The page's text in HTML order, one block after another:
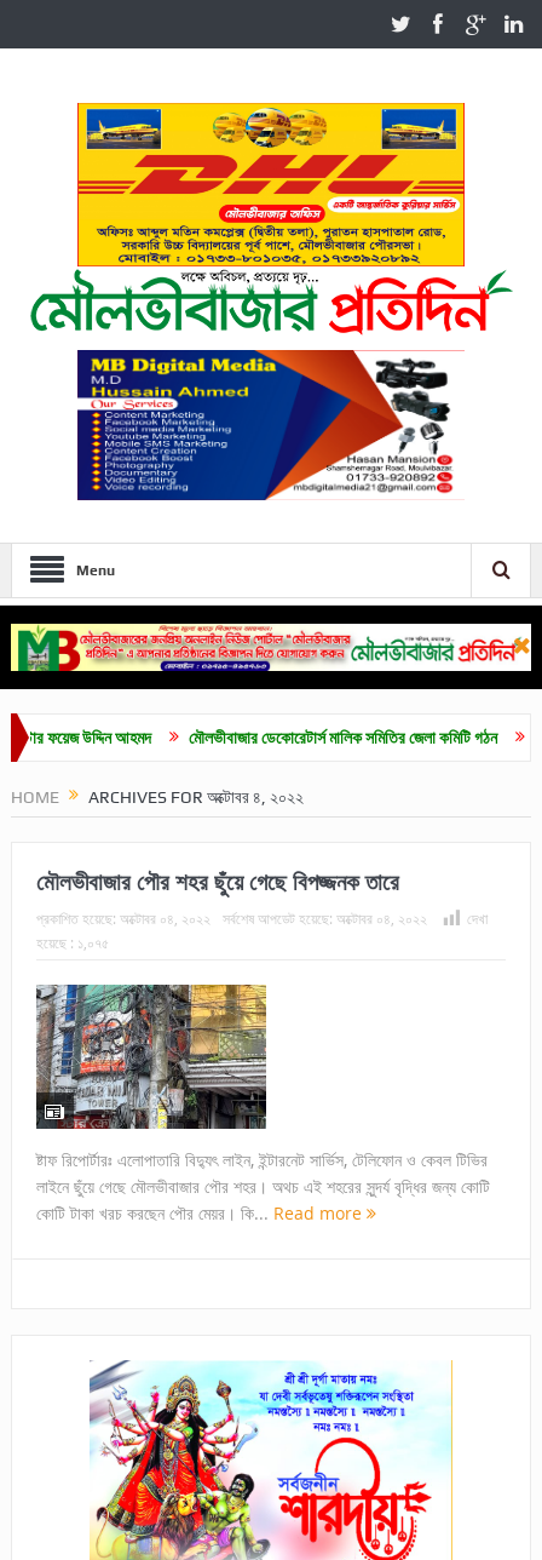
Menu
ফয়েজ উদ্দিন আহমদ মৌলভীবাজার ডেকোরেটার্স মালিক সমিতির জেলা কমিটি গঠন
HOME ARCHIVES FOR অক্টোবর ৪, ২০২২
মৌলভীবাজার পৌর শহর ছুঁয়ে গেছে বিপজ্জনক তারে
প্রকাশিত হয়েছে: অক্টোবর ০৪, ২০২২ সর্বশেষ আপডেট হয়েছে: অক্টোবর ০৪, ২০২২
দেখা
হয়েছে : ১,০৭৫
ষ্টাফ রিপোর্টারঃ এলোপাতারি বিদ্যুৎ লাইন, ইন্টারনেট সার্ভিস, টেলিফোন ও কেবল টিভির
লাইনে ছুঁয়ে গেছে মৌলভীবাজার পৌর শহর। অথচ এই শহরের সুন্দর্য বৃদ্ধির জন্য কোটি
কোটি টাকা খরচ করছেন পৌর মেয়র। কি... Read more